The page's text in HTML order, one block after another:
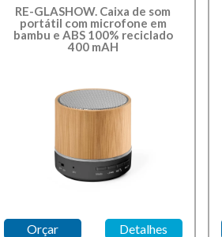
RE-GLASHOW. Caixa de som
portátil com microfone em
bambu e ABS 100% reciclado
400 mAH
Orçar Detalhes